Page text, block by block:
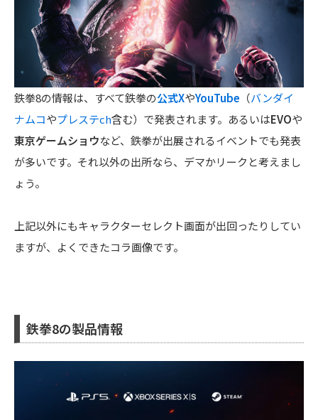
鉄拳8の情報は、すべて鉄拳の公式XやYouTube （バンダイ
ナムコやプレステch含む）で発表されます。あるいはEVOや
東京ゲームショウなど、鉄拳が出展されるイベントでも発表
が多いです。それ以外の出所なら、デマかリークと考えまし
ょう。
上記以外にもキャラクターセレクト画面が出回ったりしてい
ますが、よくできたコラ画像です。
鉄拳8の製品情報